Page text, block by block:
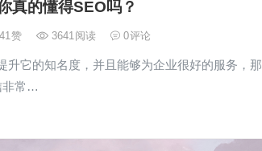
真的懂得SEO吗？
赞 3641 阅读 0评论
升它的知名度，并且能够为企业很好的服务，那
非常…